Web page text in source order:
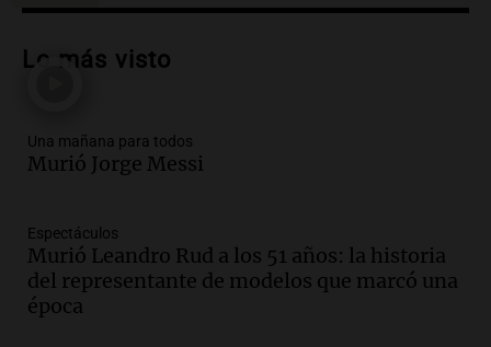
Audio.Tragedia en Mendoza: un muerto
un puente
Audio.Messi llegará esta noche a
Rosario para acompañar a su familia
Episodios
Audio.Ley de Propiedad Privada: el revés
en el Congreso expuso una debilidad
Lo más visto
Una mañana para todos
Murió Jorge Messi
Espectáculos
Murió Leandro Rud a los 51 años: la historia
del representante de modelos que marcó una
época